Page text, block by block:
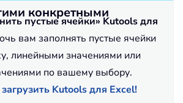
конкретными
пустые ячейки» Kutools для
вам заполнять пустые ячейки
линейными значениями или
по вашему выбору.
Kutools для Excel!